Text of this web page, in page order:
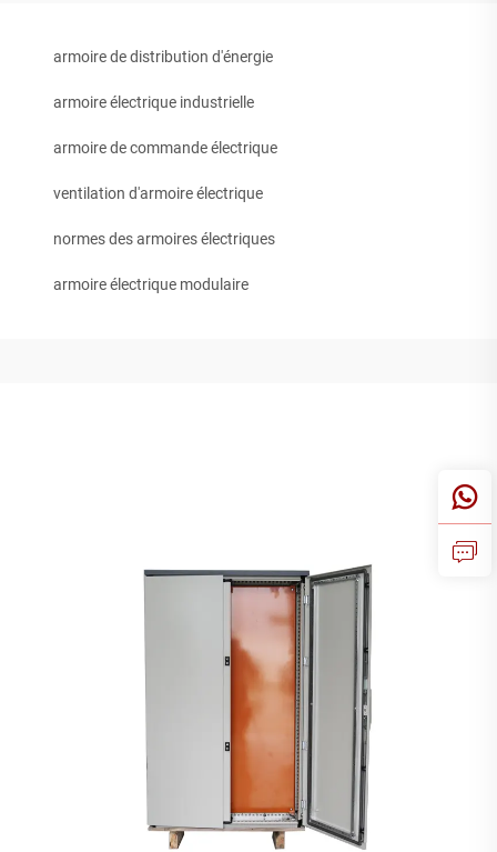
armoire de distribution d'énergie
armoire électrique industrielle
armoire de commande électrique
ventilation d'armoire électrique
normes des armoires électriques
armoire électrique modulaire